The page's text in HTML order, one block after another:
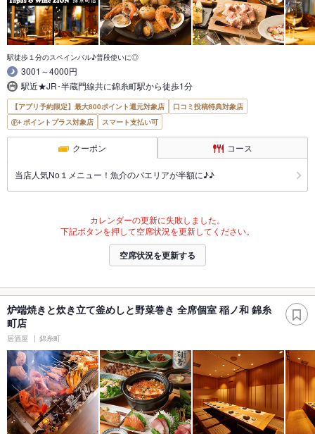
駅徒歩１分のスペインバル♪普段使いに◎
3001～4000円
駅近★JR･半蔵門線共に錦糸町駅から徒歩1分
【アプリ予約限定】最大800ポイント還元対象店
口コミ投稿特典対象店
ポイントプラス対象店
スマート支払い可
クーポン コース
当店人気No１メニュー！魚介のパエリアが半額に♪♪
カレンダーの更新に失敗しました。
下記ボタンを押して空席状況を更新してください。
空席状況を更新する
炉端焼きと炊き立て釜めしと野菜巻き 全席個室 稲ノ和 錦糸
町店
居酒屋 錦糸町